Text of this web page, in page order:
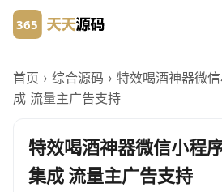
首页 › 综合源码 › 特效喝酒神器微
成 流量主广告支持
特效喝酒神器微信小程
集成 流量主广告支持